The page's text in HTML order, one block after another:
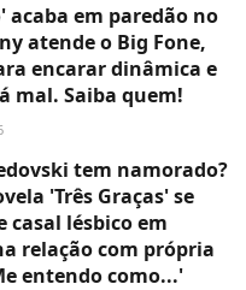
acaba em paredão no
atende o Big Fone,
encarar dinâmica e
mal. Saiba quem!
tem namorado?
'Três Graças' se
casal lésbico em
relação com própria
entendo como...'